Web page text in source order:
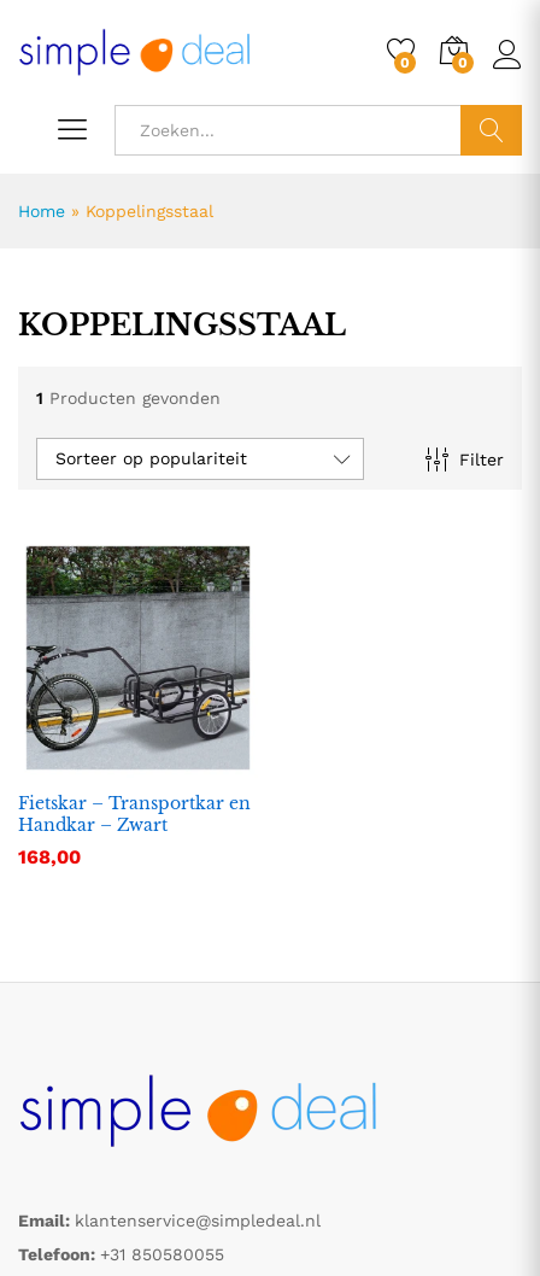
0 0
Home » Koppelingsstaal
KOPPELINGSSTAAL
1 Producten gevonden
Filter
Sorteer op populariteit
Fietskar – Transportkar en
Handkar – Zwart
168,00
Email: klantenservice@simpledeal.nl
Telefoon: +31 850580055